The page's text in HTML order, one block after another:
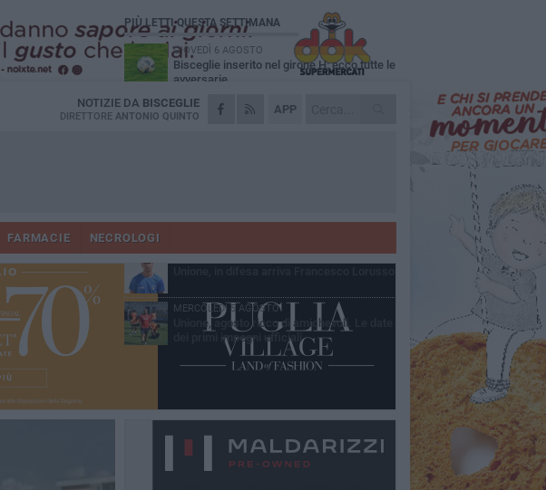
APP
NOTIZIE DA BISCEGLIE
DIRETTORE ANTONIO QUINTO
FARMACIE NECROLOGI
PIÙ LETTI QUESTA SETTIMANA
GIOVEDÌ 6 AGOSTO
Bisceglie inserito nel girone H: ecco tutte le
avversarie
LUNEDÌ 3 AGOSTO
Simone Franceschi, una solida certezza
Unione, innesto per le corsie offensive:
MARTEDÌ 4 AGOSTO
MERCOLEDÌ 5 AGOSTO
Unione, agosto ricco di amichevoli. Le date
dei primi impegni ufficiali